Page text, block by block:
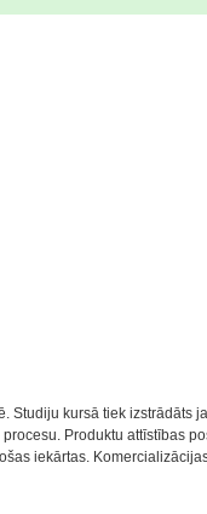
kursā tiek izstrādāts
Produktu attīstības
iekārtas.